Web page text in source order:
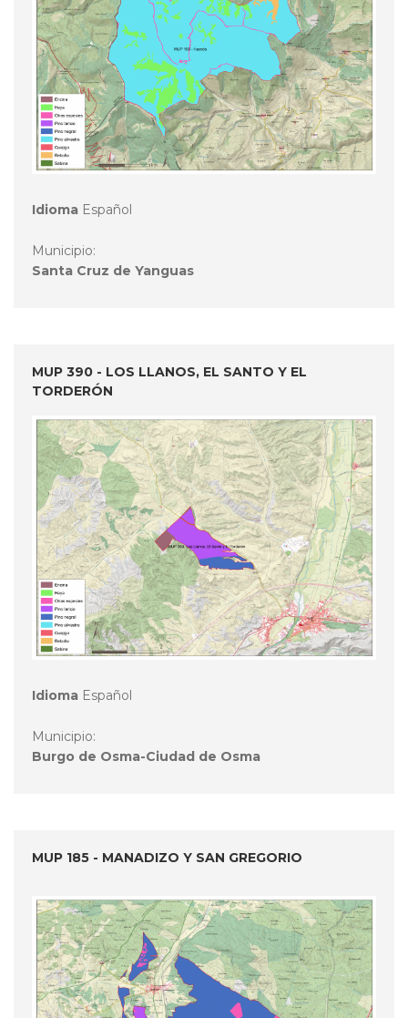
Idioma Español
Municipio:
Santa Cruz de Yanguas
MUP 390 - LOS LLANOS, EL SANTO Y EL
TORDERÓN
Idioma Español
Municipio:
Burgo de Osma-Ciudad de Osma
MUP 185 - MANADIZO Y SAN GREGORIO